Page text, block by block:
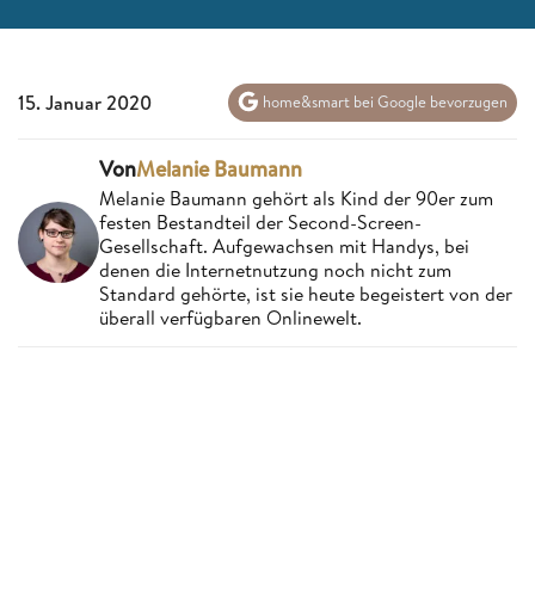
15. Januar 2020 home&smart bei Google bevorzugen
VonMelanie Baumann
Melanie Baumann gehört als Kind der 90er zum
festen Bestandteil der Second-Screen-
Gesellschaft. Aufgewachsen mit Handys, bei
denen die Internetnutzung noch nicht zum
Standard gehörte, ist sie heute begeistert von der
überall verfügbaren Onlinewelt.